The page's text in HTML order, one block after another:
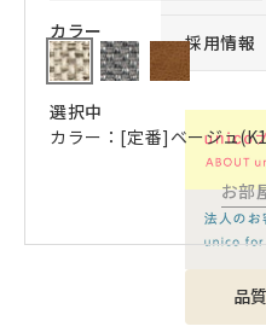
採用情報
品
カラー
選択中
カラー：[定番]ベージュ
お部